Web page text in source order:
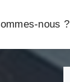
nous ?